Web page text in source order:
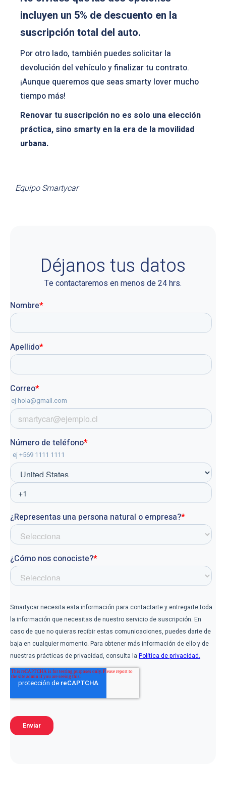
incluyen un 5% de descuento en la
suscripción total del auto.
Por otro lado, también puedes solicitar la
devolución del vehículo y finalizar tu contrato.
¡Aunque queremos que seas smarty lover mucho
tiempo más!
Renovar tu suscripción no es solo una elección
práctica, sino smarty en la era de la movilidad
urbana.
Equipo Smartycar
Déjanos tus datos
Te contactaremos en menos de 24 hrs.